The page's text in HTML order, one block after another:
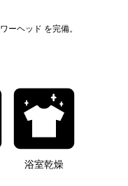
ーヘッド を完備。
浴室乾燥